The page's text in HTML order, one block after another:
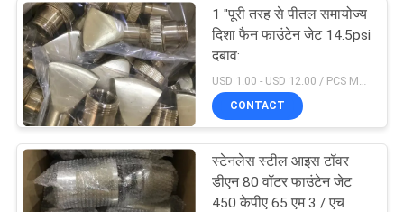
स्टेनलेस स्टील स्विमिंग
पूल सीढ़ी
19
1 "पूरी तरह से पीतल समायोज्य
दिशा फैन फाउंटेन जेट 14.5psi
दबाव:
CONTACT
स्टेनलेस स्टील आइस टॉवर
डीएन 80 वॉटर फाउंटेन जेट
450 केपीए 65 एम 3 / एच